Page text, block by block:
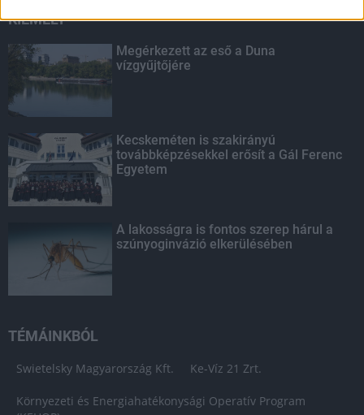
KIEMELT
Megérkezett az eső a Duna
vízgyűjtőjére
Kecskeméten is szakirányú
továbbképzésekkel erősít a Gál Ferenc
Egyetem
A lakosságra is fontos szerep hárul a
szúnyoginvázió elkerülésében
TÉMÁINKBÓL
Swietelsky Magyarország Kft. Ke-Víz 21 Zrt.
Környezeti és Energiahatékonysági Operatív Program